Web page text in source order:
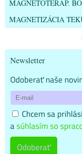
MAGNETOTERAP.
MAGNETIZÁCIA
Newsletter
Odoberať naše
Chcem sa
asúhlasím so
Odoberať